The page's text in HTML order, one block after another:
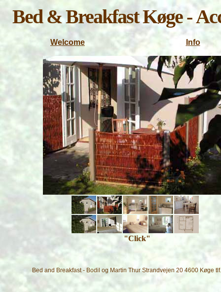
Bed & Breakfast Køge -A
Welcome nfo
"Click"
Bed and Breakfast - Bodil og Martin Thur Strandvejen 20 4600 Køge